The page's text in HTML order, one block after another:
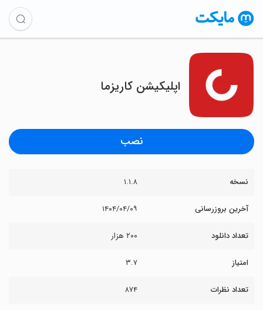
اپلیکیشن کاریزما
نصب
نسخه ۱.۱.۸
آخرین بروزرسانی ۱۴۰۴/۰۴/۰۹
تعداد دانلود ۲۰۰ هزار
امتیاز ۳.۷
تعداد نظرات ۸۷۴